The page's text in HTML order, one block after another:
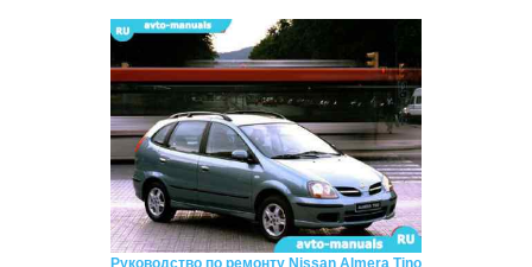
Руководство по ремонту Nissan Almera Tino